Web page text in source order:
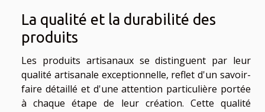
La qualité et la durabilité des
produits
Les produits artisanaux se distinguent par leur
qualité artisanale exceptionnelle, reflet d'un savoir-
faire détaillé et d'une attention particulière portée
à chaque étape de leur création. Cette qualité